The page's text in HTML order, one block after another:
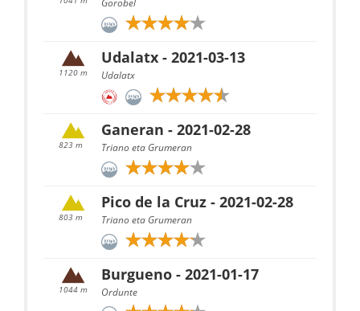
Gorobel
1120 m
Udalatx - 2021-03-13
Udalatx
823 m
Ganeran - 2021-02-28
Triano eta Grumeran
803 m
Pico de la Cruz - 2021-02-28
Triano eta Grumeran
1044 m
Burgueno - 2021-01-17
Ordunte